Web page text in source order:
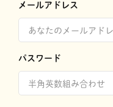
メールアドレス
パスワード